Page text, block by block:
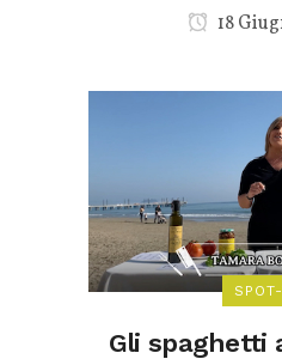
18
Gli spaghetti